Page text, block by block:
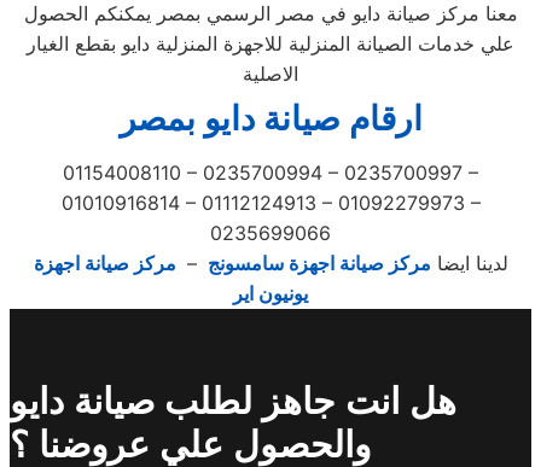
معنا مركز صيانة دايو في مصر الرسمي بمصر يمكنكم الحصول
علي خدمات الصيانة المنزلية للاجهزة المنزلية دايو بقطع الغيار
الاصلية
ارقام صيانة دايو بمصر
01154008110 – 0235700994 – 0235700997 –
01010916814 – 01112124913 – 01092279973 –
0235699066
لدينا ايضا مركز صيانة اجهزة سامسونج – مركز صيانة اجهزة
يونيون اير
هل انت جاهز لطلب صيانة دايو
والحصول علي عروضنا ؟